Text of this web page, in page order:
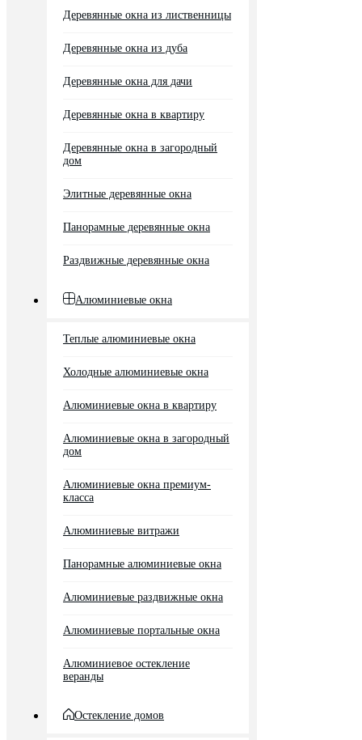
Деревянные окна из лиственницы
Деревянные окна из дуба
Деревянные окна для дачи
Деревянные окна в квартиру
Деревянные окна в загородный
дом
Элитные деревянные окна
Панорамные деревянные окна
Раздвижные деревянные окна
Алюминиевые окна
Теплые алюминиевые окна
Холодные алюминиевые окна
Алюминиевые окна в квартиру
Алюминиевые окна в загородный
дом
Алюминиевые окна премиум-
класса
Алюминиевые витражи
Панорамные алюминиевые окна
Алюминиевые раздвижные окна
Алюминиевые портальные окна
Алюминиевое остекление
веранды
Остекление домов